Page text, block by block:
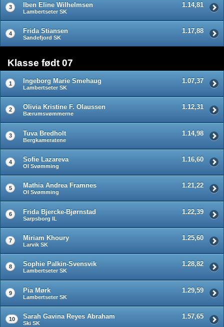
3 Iben Eline Wilhelmsen
Lambertseter SK
1.14,81
4 Frida Stiansen
Sandefjord SK
1.17,88
Klasse født 07
1 Ingeborg Marie Smehaug
Lambertseter SK
1.07,37
2 Olivia Kristine F. Olaussen
Bærumsvømmerne
1.12,31
3 Tuva Bredholt
Bergkameratene
1.14,98
4 Sofie Lazareva
OI Svømming
1.16,60
5 Mathia Andrea Framnes
OI Svømming
1.21,22
6 Frida Bjercke-Bjørnstad
Sarpsborg IL
1.22,39
7 Miriam Khoury
Larvik SK
1.25,60
8 Sophie Palkin-Svensvik
Lambertseter SK
1.28,82
9 Pia Mørk
Lambertseter SK
1.29,59
10 Sarah Gavina Reyes Abraham
Ski SK
1.57,65